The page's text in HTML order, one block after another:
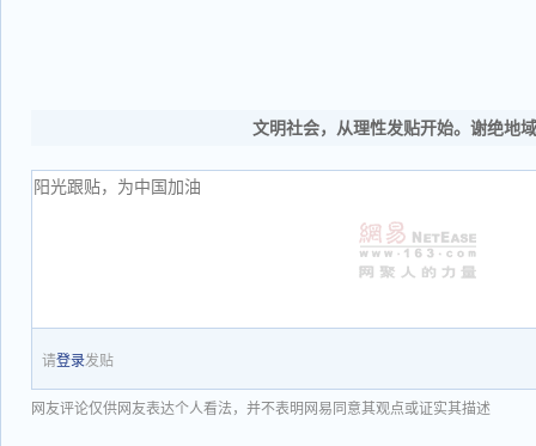
文明社会，从理性发贴开始。谢绝地
请登录发贴
网友评论仅供网友表达个人看法，并不表明网易同意其观点或证实其描述